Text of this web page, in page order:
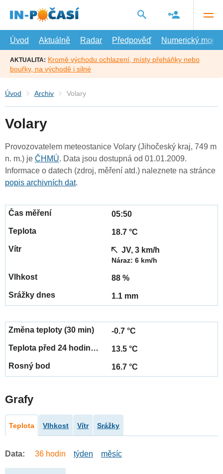
hlavní
Úvod
Aktuálně Radar Předpověď Numerický model
AKTUALITA: Kromě východu ochlazení, místy přeháňky nebo
bouřky, na východě i silné
Úvod Archiv Volary
Volary
Provozovatelem meteostanice Volary (Jihočeský kraj, 749 m
n. m.) je ČHMÚ. Data jsou dostupná od 01.01.2009.
Informace o datech (zdroj, měření atd.) naleznete na stránce
popis archivních dat.
05:50
18.7 °C
JV, 3 km/h
Náraz: 6 km/h
88 %
1.1 mm
-0.7 °C
13.5 °C
16.7 °C
Grafy
Teplota Vlhkost Vítr Srážky
Data: 36 hodin týden měsíc